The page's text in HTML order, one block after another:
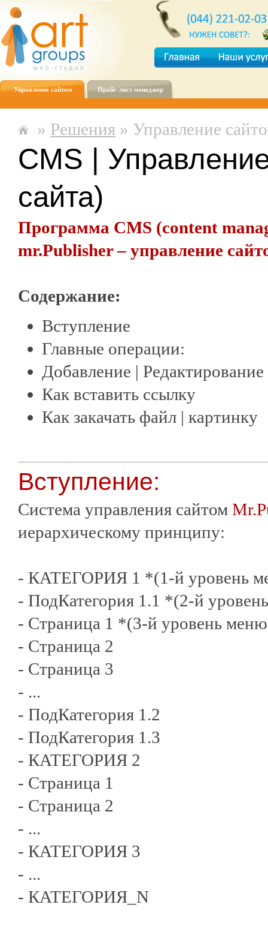
Управление сайтом Прайс-лист менеджер
» Решения » Управление
CMS |
сайта)
Программа CMS (content
mr.Publisher – управление
Содержание:
Вступление
Главные операции:
Добавление |
Как вставить ссылку
Как закачать файл | картинку
Вступление:
Система управления сайтом
иерархическому принципу:
- КАТЕГОРИЯ 1 *(1-й уровень
- ПодКатегория 1.1 *(2-й
- Страница 1 *(3-й уровень
- Страница 2
- Страница 3
- ...
- ПодКатегория 1.2
- ПодКатегория 1.3
- КАТЕГОРИЯ 2
- Страница 1
- Страница 2
- ...
- КАТЕГОРИЯ 3
- ...
- КАТЕГОРИЯ_N